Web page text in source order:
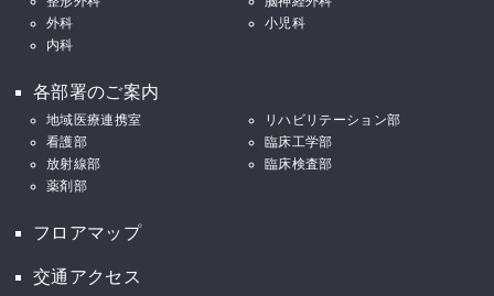
外科
小児科
内科
各部署のご案内
地域医療連携室
リハビリテーション部
看護部
臨床工学部
放射線部
臨床検査部
薬剤部
フロアマップ
交通アクセス